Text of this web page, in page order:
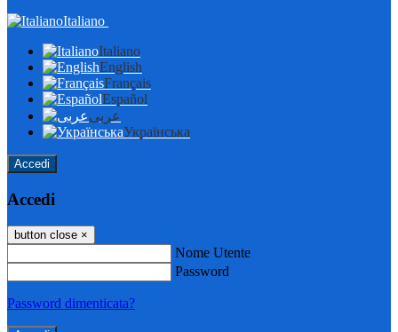
Italiano
Italiano
English
Français
Español
عربى
Українська
Accedi
Accedi
button close ×
Nome Utente
Password
Password dimenticata?